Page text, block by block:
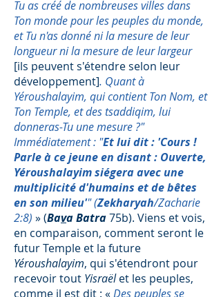
Tu as créé de nombreuses villes dans
Ton monde pour les peuples du monde,
et Tu n'as donné ni la mesure de leur
longueur ni la mesure de leur largeur
[ils peuvent s'étendre selon leur
développement]. Quant à
Yéroushalayim, qui contient Ton Nom, et
Ton Temple, et des tsaddiqim, lui
donneras-Tu une mesure ?"
Immédiatement : "Et lui dit : 'Cours !
Parle à ce jeune en disant : Ouverte,
Yéroushalayim siégera avec une
multiplicité d'humains et de bêtes
en son milieu'" (Zekharyah/Zacharie
2:8) » (Bava Batra75b). Viens et vois,
en comparaison, comment seront le
futur Temple et la future
Yéroushalayim, qui s'étendront pour
recevoir tout Yisraëlet les peuples,
comme il est dit : «Des peuples se